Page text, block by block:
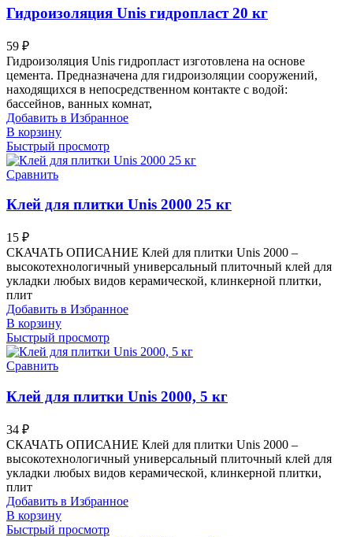
Гидроизоляция Unis гидропласт 20 кг
59 ₽
Гидроизоляция Unis гидропласт изготовлена на основе
цемента. Предназначена для гидроизоляции сооружений,
находящихся в непосредственном контакте с водой:
бассейнов, ванных комнат,
Добавить в Избранное
В корзину
Быстрый просмотр
Сравнить
Клей для плитки Unis 2000 25 кг
15 ₽
СКАЧАТЬ ОПИСАНИЕ Клей для плитки Unis 2000 –
высокотехнологичный универсальный плиточный клей для
укладки любых видов керамической, клинкерной плитки,
плит
Добавить в Избранное
В корзину
Быстрый просмотр
Сравнить
Клей для плитки Unis 2000, 5 кг
34 ₽
СКАЧАТЬ ОПИСАНИЕ Клей для плитки Unis 2000 –
высокотехнологичный универсальный плиточный клей для
укладки любых видов керамической, клинкерной плитки,
плит
Добавить в Избранное
В корзину
Быстрый просмотр